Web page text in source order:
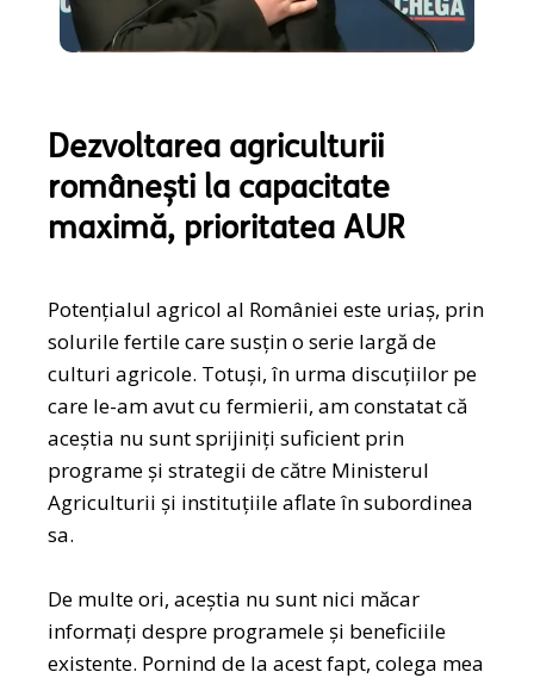
Dezvoltarea agriculturii
românești la capacitate
maximă, prioritatea AUR
Potențialul agricol al României este uriaș, prin
solurile fertile care susțin o serie largă de
culturi agricole. Totuși, în urma discuțiilor pe
care le-am avut cu fermierii, am constatat că
aceștia nu sunt sprijiniți suficient prin
programe și strategii de către Ministerul
Agriculturii și instituțiile aflate în subordinea
sa.
De multe ori, aceștia nu sunt nici măcar
informați despre programele și beneficiile
existente. Pornind de la acest fapt, colega mea